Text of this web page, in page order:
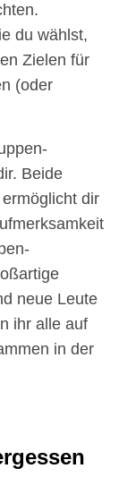
du wählst,
Zielen für
(oder
Beide
dir
neue Leute
ihr alle auf
in der